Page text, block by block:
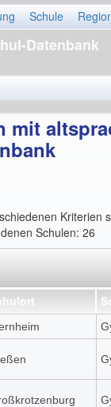
Schule
Datenbank
mit
Kriterien
Schulen: 26